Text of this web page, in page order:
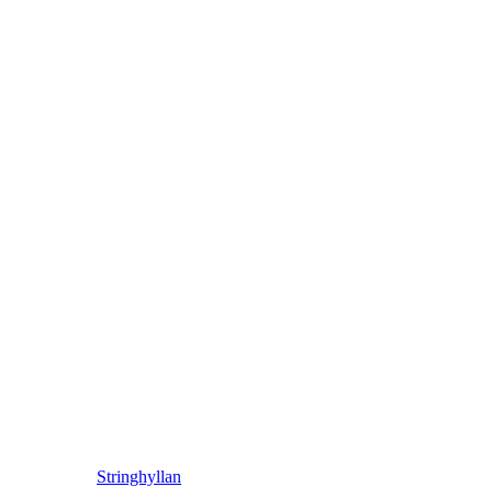
Stringhyllan